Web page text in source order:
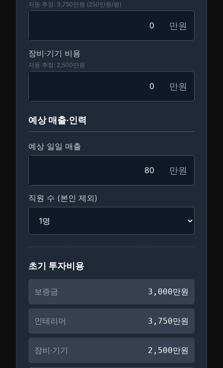
자동 추정: 3,750만원 (250만원/평)
만원
장비·기기 비용
자동 추정: 2,500만원
만원
예상 매출·인력
예상 일일 매출
만원
직원 수 (본인 제외)
초기 투자비용
보증금 3,000만원
인테리어 3,750만원
장비·기기 2,500만원